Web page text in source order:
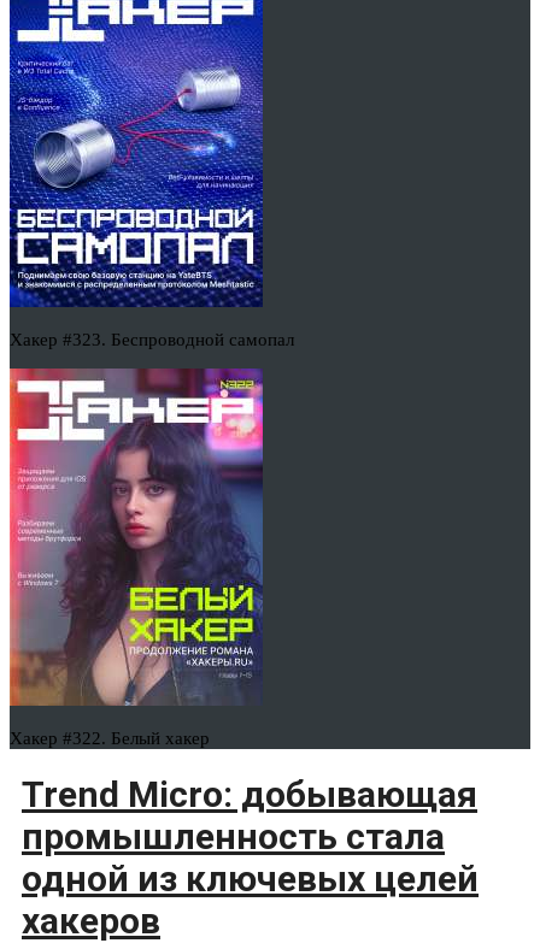
Хакер #323. Беспроводной самопал
Хакер #322. Белый хакер
Trend Micro: добывающая
промышленность стала
одной из ключевых целей
хакеров